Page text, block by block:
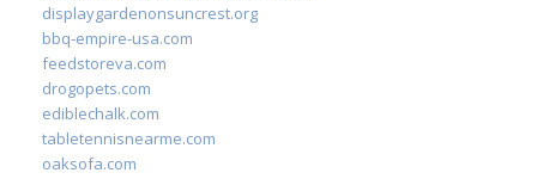
displaygardenonsuncrest.org
bbq-empire-usa.com
feedstoreva.com
drogopets.com
ediblechalk.com
tabletennisnearme.com
oaksofa.com